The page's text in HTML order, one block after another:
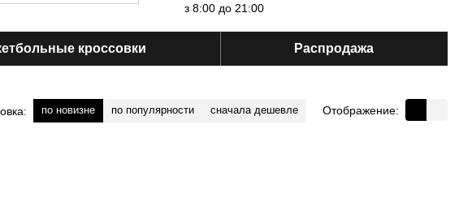
з 8:00 до 21:00
кроссовки Распродажа
по новизне по популярности сначала дешевле Отображение: